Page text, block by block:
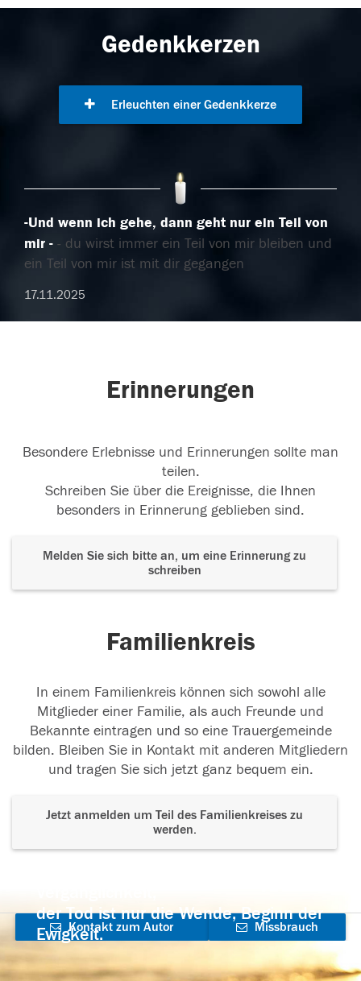
Gedenkkerzen
Erleuchten einer Gedenkkerze
-Und wenn ich gehe, dann geht nur ein Teil von
mir
- du wirst immer ein Teil von mir bleiben und
ein Teil von mir ist mit dir gegangen
17.11.2025
Erinnerungen
Besondere Erlebnisse und Erinnerungen sollte man
teilen.
Schreiben Sie über die Ereignisse, die Ihnen
besonders in Erinnerung geblieben sind.
Melden Sie sich bitte an, um eine Erinnerung zu
schreiben
Familienkreis
In einem Familienkreis können sich sowohl alle
Mitglieder einer Familie, als auch Freunde und
Bekannte eintragen und so eine Trauergemeinde
bilden. Bleiben Sie in Kontakt mit anderen Mitgliedern
und tragen Sie sich jetzt ganz bequem ein.
Jetzt anmelden um Teil des Familienkreises zu
werden.
der Tod ist nur die Wende, Beginn der
Ewigkeit.
Kontakt zum Autor
aufnehmen
Missbrauch